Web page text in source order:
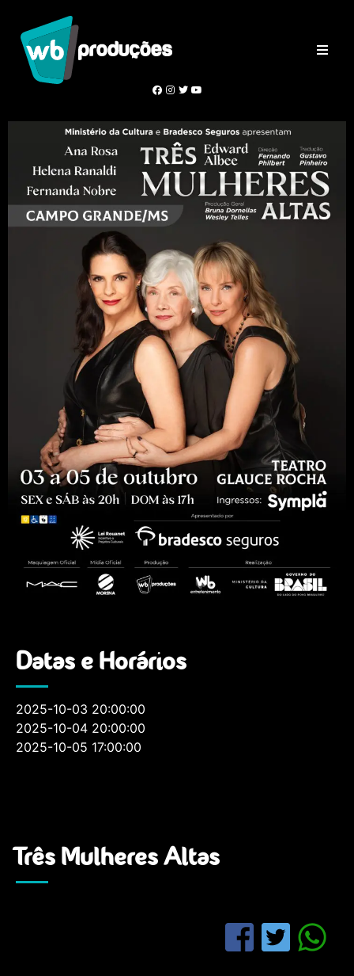
Datas e Horários
2025-10-03 20:00:00
2025-10-04 20:00:00
2025-10-05 17:00:00
Três Mulheres Altas